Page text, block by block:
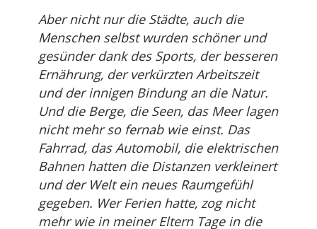
Aber nicht nur die Städte, auch die
Menschen selbst wurden schöner und
gesünder dank des Sports, der besseren
Ernährung, der verkürzten Arbeitszeit
und der innigen Bindung an die Natur.
Und die Berge, die Seen, das Meer lagen
nicht mehr so fernab wie einst. Das
Fahrrad, das Automobil, die elektrischen
Bahnen hatten die Distanzen verkleinert
und der Welt ein neues Raumgefühl
gegeben. Wer Ferien hatte, zog nicht
mehr wie in meiner Eltern Tage in die